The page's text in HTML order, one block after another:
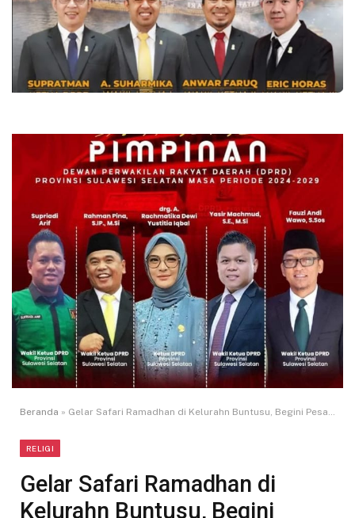
Beranda » Gelar Safari Ramadhan di Kelurahn Buntusu, Begini Pesan Camat Tamalanrea
RELIGI
Gelar Safari Ramadhan di
Kelurahn Buntusu, Begini